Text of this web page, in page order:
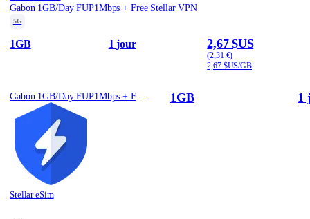
Gabon 1GB/Day FUP1Mbps + Free Stellar VPN
5G
1GB 1 jour 2,67 $US
(2,31 €)
2,67 $US/GB
Gabon 1GB/Day FUP1Mbps + Free Stellar VPN
Stellar eSim
1GB 1